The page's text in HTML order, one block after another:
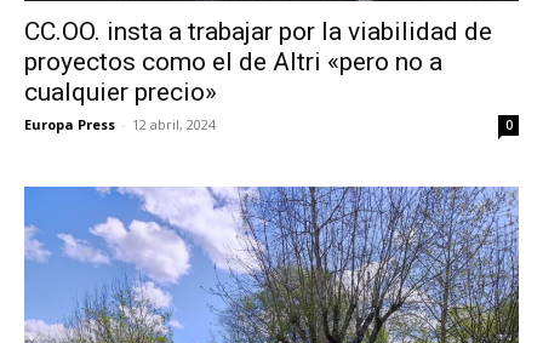
CC.OO. insta a trabajar por la viabilidad de
proyectos como el de Altri «pero no a
cualquier precio»
Europa Press - 12 abril, 2024 0